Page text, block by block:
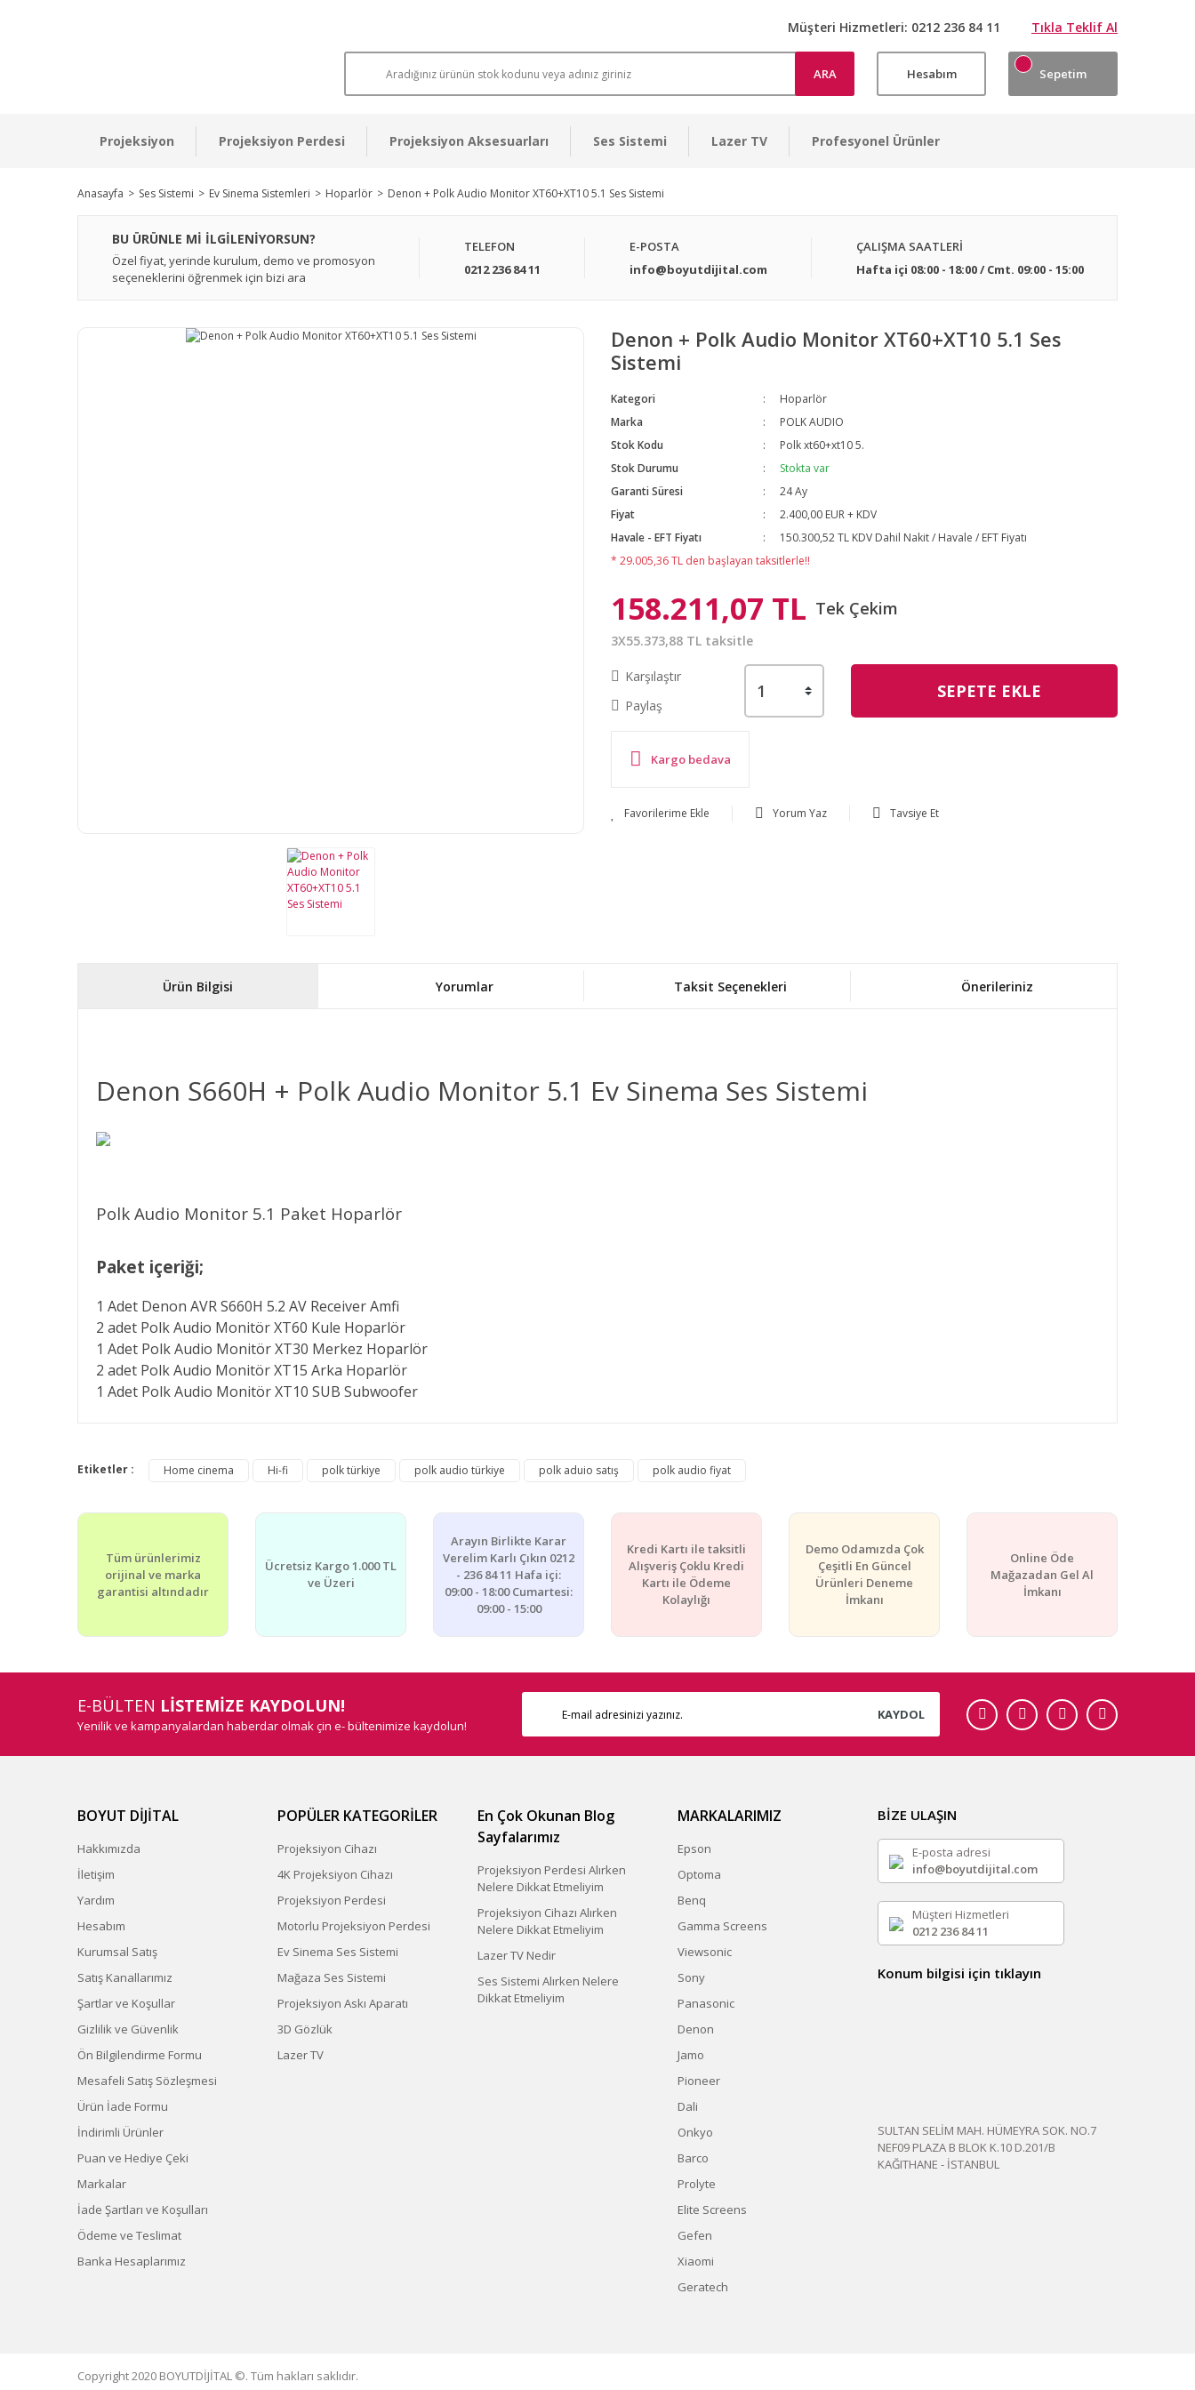
Müşteri Hizmetleri: 0212 236 84 11 Tıkla Teklif Al
ARA Hesabım Sepetim
Projeksiyon Projeksiyon Perdesi Projeksiyon Aksesuarları Ses Sistemi Lazer TV Profesyonel Ürünler
Anasayfa Ses Sistemi Ev Sinema Sistemleri Hoparlör Denon + Polk Audio Monitor XT60+XT10 5.1 Ses Sistemi
BU ÜRÜNLE Mİ İLGİLENİYORSUN?
Özel fiyat, yerinde kurulum, demo ve promosyon
seçeneklerini öğrenmek için bizi ara
TELEFON
0212 236 84 11
E-POSTA
info@boyutdijital.com
ÇALIŞMA SAATLERİ
Hafta içi 08:00 - 18:00 / Cmt. 09:00 - 15:00
Denon + Polk Audio Monitor XT60+XT10 5.1 Ses
Sistemi
Kategori
Hoparlör
Marka
POLK AUDIO
Stok Kodu
Polk xt60+xt10 5.
Stok Durumu
Stokta var
Garanti Süresi
24 Ay
Fiyat
2.400,00 EUR + KDV
Havale - EFT Fiyatı
150.300,52 TL KDV Dahil Nakit / Havale / EFT Fiyatı
* 29.005,36 TL den başlayan taksitlerle!!
158.211,07 TL Tek Çekim
3X55.373,88 TL taksitle
Karşılaştır
Paylaş
SEPETE EKLE
Kargo bedava
Yorum Yaz Tavsiye Et
Ürün Bilgisi Yorumlar Taksit Seçenekleri Önerileriniz
Denon S660H + Polk Audio Monitor 5.1 Ev Sinema Ses Sistemi
Polk Audio Monitor 5.1 Paket Hoparlör
Paket içeriği;
1 Adet Denon AVR S660H 5.2 AV Receiver Amfi
2 adet Polk Audio Monitör XT60 Kule Hoparlör
1 Adet Polk Audio Monitör XT30 Merkez Hoparlör
2 adet Polk Audio Monitör XT15 Arka Hoparlör
1 Adet Polk Audio Monitör XT10 SUB Subwoofer
Bu ürüne ilk yorumu siz yapın!
Görüş ve önerileriniz için teşekkür ederiz.
Ürün resmi kalitesiz, bozuk veya görüntülenemiyor.
Ürün bilgilerinde hatalar bulunuyor.
Ürün fiyatı diğer sitelerden daha pahalı.
Etiketler : Home cinema Hi-fi polk türkiye polk audio türkiye polk aduio satış polk audio fiyat
Tüm ürünlerimiz
orijinal ve marka
garantisi altındadır
Ücretsiz Kargo 1.000 TL
ve Üzeri
Arayın Birlikte Karar
Verelim Karlı Çıkın 0212
- 236 84 11 Hafa içi:
09:00 - 18:00 Cumartesi:
09:00 - 15:00
Kredi Kartı ile taksitli
Alışveriş Çoklu Kredi
Kartı ile Ödeme
Kolaylığı
Demo Odamızda Çok
Çeşitli En Güncel
Ürünleri Deneme
İmkanı
Online Öde
Mağazadan Gel Al
İmkanı
E-BÜLTEN LİSTEMİZE KAYDOLUN!
Yenilik ve kampanyalardan haberdar olmak çin e- bültenimize kaydolun!
KAYDOL
BOYUT DİJİTAL
Hakkımızda
İletişim
Yardım
Hesabım
Kurumsal Satış
Satış Kanallarımız
Şartlar ve Koşullar
Gizlilik ve Güvenlik
Ön Bilgilendirme Formu
Mesafeli Satış Sözleşmesi
Ürün İade Formu
İndirimli Ürünler
Puan ve Hediye Çeki
Markalar
İade Şartları ve Koşulları
Ödeme ve Teslimat
Banka Hesaplarımız
POPÜLER KATEGORİLER
Projeksiyon Cihazı
4K Projeksiyon Cihazı
Projeksiyon Perdesi
Motorlu Projeksiyon Perdesi
Ev Sinema Ses Sistemi
Mağaza Ses Sistemi
Projeksiyon Askı Aparatı
3D Gözlük
Lazer TV
En Çok Okunan Blog
Sayfalarımız
Projeksiyon Perdesi Alırken
Nelere Dikkat Etmeliyim
Projeksiyon Cihazı Alırken
Nelere Dikkat Etmeliyim
Lazer TV Nedir
Ses Sistemi Alırken Nelere
Dikkat Etmeliyim
MARKALARIMIZ
Epson
Optoma
Benq
Gamma Screens
Viewsonic
Sony
Panasonic
Denon
Jamo
Pioneer
Dali
Onkyo
Barco
Prolyte
Elite Screens
Gefen
Xiaomi
Geratech
BİZE ULAŞIN
E-posta adresi
info@boyutdijital.com
Müşteri Hizmetleri
0212 236 84 11
Konum bilgisi için tıklayın
SULTAN SELİM MAH. HÜMEYRA SOK. NO.7
NEF09 PLAZA B BLOK K.10 D.201/B
KAĞITHANE - İSTANBUL
Copyright 2020 BOYUTDİJİTAL ©. Tüm hakları saklıdır.